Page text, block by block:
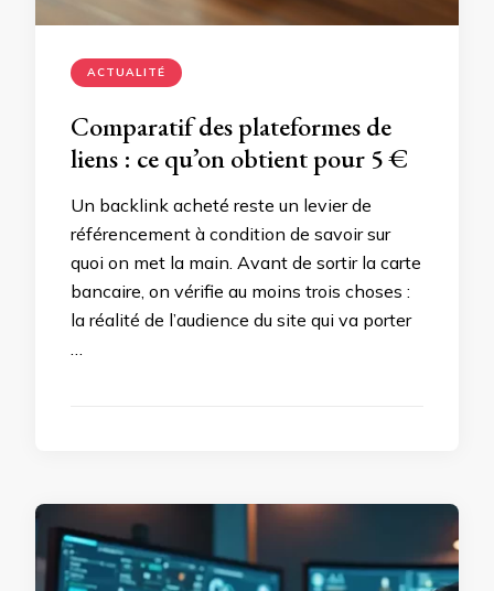
ACTUALITÉ
Comparatif des plateformes de
liens : ce qu’on obtient pour 5 €
Un backlink acheté reste un levier de
référencement à condition de savoir sur
quoi on met la main. Avant de sortir la carte
bancaire, on vérifie au moins trois choses :
la réalité de l’audience du site qui va porter
…